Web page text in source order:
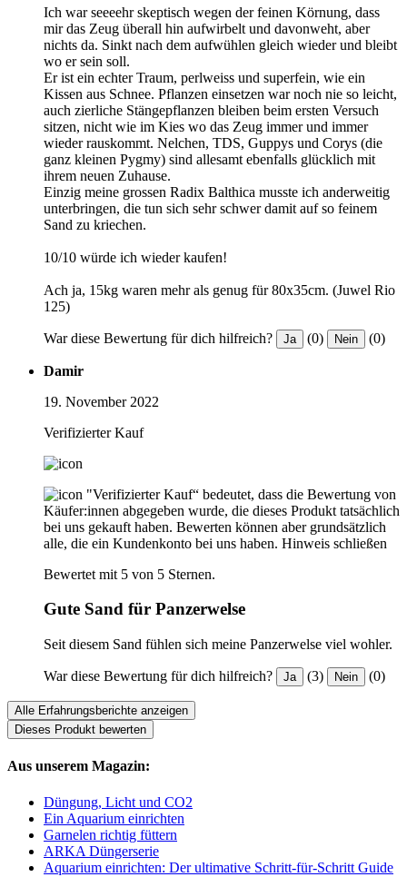
Ich war seeeehr skeptisch wegen der feinen Körnung, dass
mir das Zeug überall hin aufwirbelt und davonweht, aber
nichts da. Sinkt nach dem aufwühlen gleich wieder und bleibt
wo er sein soll.
Er ist ein echter Traum, perlweiss und superfein, wie ein
Kissen aus Schnee. Pflanzen einsetzen war noch nie so leicht,
auch zierliche Stängepflanzen bleiben beim ersten Versuch
sitzen, nicht wie im Kies wo das Zeug immer und immer
wieder rauskommt. Nelchen, TDS, Guppys und Corys (die
ganz kleinen Pygmy) sind allesamt ebenfalls glücklich mit
ihrem neuen Zuhause.
Einzig meine grossen Radix Balthica musste ich anderweitig
unterbringen, die tun sich sehr schwer damit auf so feinem
Sand zu kriechen.
10/10 würde ich wieder kaufen!
Ach ja, 15kg waren mehr als genug für 80x35cm. (Juwel Rio
125)
War diese Bewertung für dich hilfreich? Ja (0) Nein (0)
Damir
19. November 2022
Verifizierter Kauf
"Verifizierter Kauf“ bedeutet, dass die Bewertung von
Käufer:innen abgegeben wurde, die dieses Produkt tatsächlich
bei uns gekauft haben. Bewerten können aber grundsätzlich
alle, die ein Kundenkonto bei uns haben. Hinweis schließen
Bewertet mit 5 von 5 Sternen.
Gute Sand für Panzerwelse
Seit diesem Sand fühlen sich meine Panzerwelse viel wohler.
War diese Bewertung für dich hilfreich? Ja (3) Nein (0)
Alle Erfahrungsberichte anzeigen
Dieses Produkt bewerten
Aus unserem Magazin:
Düngung, Licht und CO2
Ein Aquarium einrichten
Garnelen richtig füttern
ARKA Düngerserie
Aquarium einrichten: Der ultimative Schritt-für-Schritt Guide